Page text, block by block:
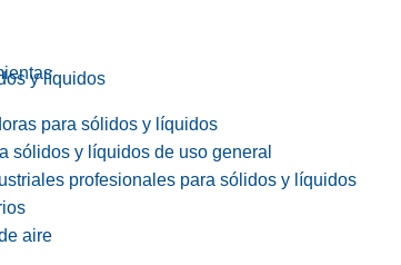
y líquidos
para sólidos y líquidos
sólidos y líquidos de uso general
profesionales para sólidos y líquidos
aire